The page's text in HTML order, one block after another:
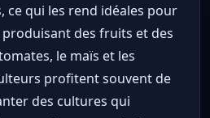
ce qui les rend idéales pour
des fruits et des
le maïs et les
profitent souvent de
des cultures qui